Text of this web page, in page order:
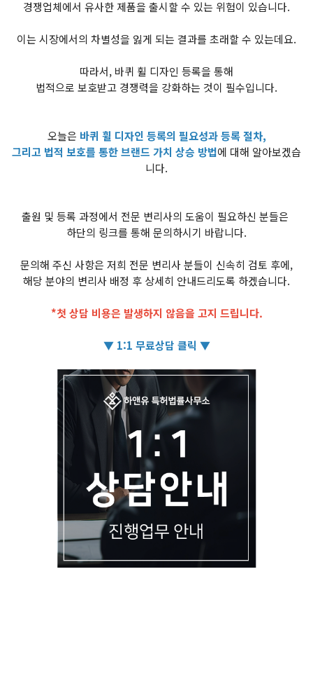
경쟁업체에서 유사한 제품을 출시할 수 있는 위험이 있습니다.
이는 시장에서의 차별성을 잃게 되는 결과를 초래할 수 있는데요.
따라서, 바퀴 휠 디자인 등록을 통해
법적으로 보호받고 경쟁력을 강화하는 것이 필수입니다.
오늘은 바퀴 휠 디자인 등록의 필요성과 등록 절차,
그리고 법적 보호를 통한 브랜드 가치 상승 방법에 대해 알아보겠습
니다.
출원 및 등록 과정에서 전문 변리사의 도움이 필요하신 분들은
하단의 링크를 통해 문의하시기 바랍니다.
문의해 주신 사항은 저희 전문 변리사 분들이 신속히 검토 후에,
해당 분야의 변리사 배정 후 상세히 안내드리도록 하겠습니다.
*첫 상담 비용은 발생하지 않음을 고지 드립니다.
▼ 1:1 무료상담 클릭 ▼